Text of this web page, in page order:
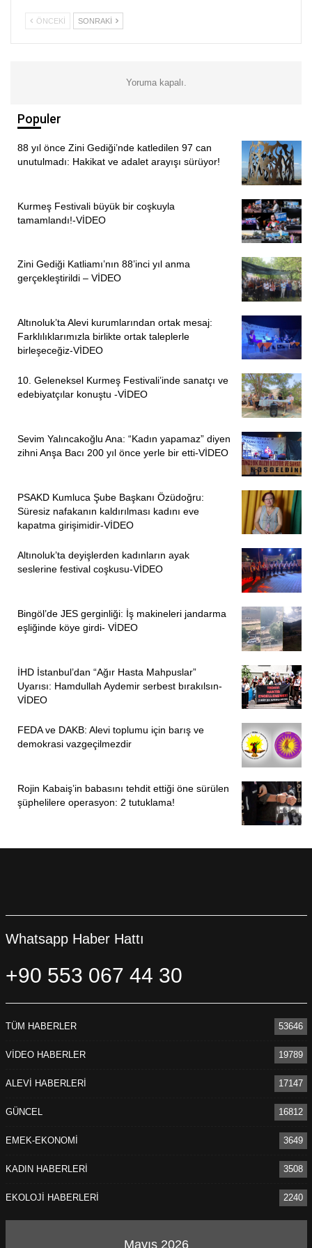
kurumlar bir genç kızı yok etmişler. Ama onun mücadelesini
çalınan ezgiler eşliğinde halaylar çekildi.
PİRHA/ MERSİN
1 SONRAKI
ÖNCEKI SONRAKI
Yoruma kapalı.
Populer
88 yıl önce Zini Gediği’nde katledilen 97 can
unutulmadı: Hakikat ve adalet arayışı sürüyor!
Kurmeş Festivali büyük bir coşkuyla
tamamlandı!-VİDEO
Zini Gediği Katliamı’nın 88’inci yıl anma
gerçekleştirildi – VİDEO
Altınoluk’ta Alevi kurumlarından ortak mesaj:
Farklılıklarımızla birlikte ortak taleplerle
birleşeceğiz-VİDEO
10. Geleneksel Kurmeş Festivali’inde sanatçı ve
edebiyatçılar konuştu -VİDEO
Sevim Yalıncakoğlu Ana: “Kadın yapamaz” diyen
zihni Anşa Bacı 200 yıl önce yerle bir etti-VİDEO
PSAKD Kumluca Şube Başkanı Özüdoğru:
Süresiz nafakanın kaldırılması kadını eve
kapatma girişimidir-VİDEO
Altınoluk’ta deyişlerden kadınların ayak
seslerine festival coşkusu-VİDEO
Bingöl’de JES gerginliği: İş makineleri jandarma
eşliğinde köye girdi- VİDEO
İHD İstanbul’dan “Ağır Hasta Mahpuslar”
Uyarısı: Hamdullah Aydemir serbest bırakılsın-
VİDEO
FEDA ve DAKB: Alevi toplumu için barış ve
demokrasi vazgeçilmezdir
Rojin Kabaiş’in babasını tehdit ettiği öne sürülen
şüphelilere operasyon: 2 tutuklama!
Whatsapp Haber Hattı
+90 553 067 44 30
TÜM HABERLER 53646
VİDEO HABERLER 19789
ALEVİ HABERLERİ 17147
GÜNCEL 16812
EMEK-EKONOMİ 3649
KADIN HABERLERİ 3508
EKOLOJİ HABERLERİ 2240
Mayıs 2026